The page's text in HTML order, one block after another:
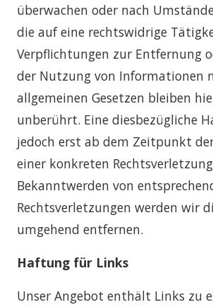
überwachen oder nach
die auf eine rechtswidrige
Verpflichtungen zur Entfernung
der Nutzung von Informationen
allgemeinen Gesetzen bleiben
unberührt. Eine diesbezügliche
jedoch erst ab dem Zeitpunkt
einer konkreten
Bekanntwerden von
Rechtsverletzungen werden wir
umgehend entfernen.
Haftung für Links
Unser Angebot enthält Links zu